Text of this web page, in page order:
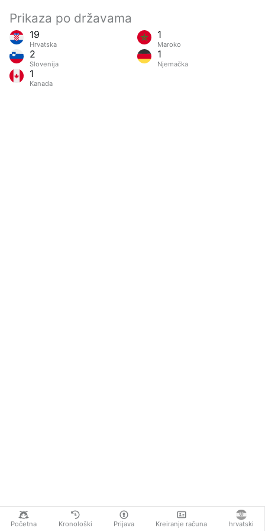
Početna Kronološki Prijava Kreiranje računa hrvatski
Prikaza po državama
19
Hrvatska
2
Slovenija
1
Kanada
1
Maroko
1
Njemačka